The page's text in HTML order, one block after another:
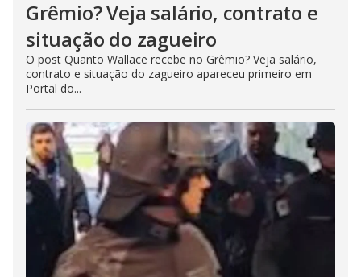
Grêmio? Veja salário, contrato e
situação do zagueiro
O post Quanto Wallace recebe no Grêmio? Veja salário,
contrato e situação do zagueiro apareceu primeiro em
Portal do...